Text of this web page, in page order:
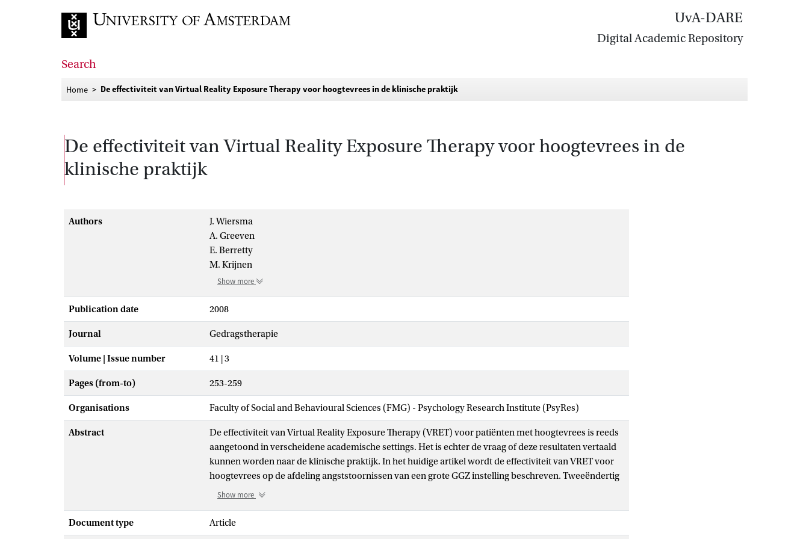
UvA-DARE
Digital Academic Repository
Search
Home De effectiviteit van Virtual Reality Exposure Therapy voor hoogtevrees in de klinische praktijk
De effectiviteit van Virtual Reality Exposure Therapy voor hoogtevrees in de
klinische praktijk
Authors
J. Wiersma
A. Greeven
E. Berretty
M. Krijnen
Show more
Publication date 2008
Journal Gedragstherapie
Volume | Issue number 41 | 3
Pages (from-to) 253-259
Organisations Faculty of Social and Behavioural Sciences (FMG) - Psychology Research Institute (PsyRes)
Abstract
De effectiviteit van Virtual Reality Exposure Therapy (VRET) voor patiënten met hoogtevrees is reeds
aangetoond in verscheidene academische settings. Het is echter de vraag of deze resultaten vertaald
kunnen worden naar de klinische praktijk. In het huidige artikel wordt de effectiviteit van VRET voor
hoogtevrees op de afdeling angststoornissen van een grote GGZ instelling beschreven. Tweeëndertig
patiënten namen deel aan de studie. Na afloop van de behandeling was hun hoogtevrees significant
hoogtes. De effect sizes waren groot en vergelijkbaar met de effect sizes gevonden in academische
settings. Dit betekent dat de effectiviteit van VRET gegeneraliseerd kan worden van de
Show more
Document type Article